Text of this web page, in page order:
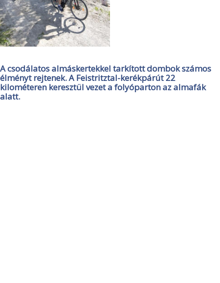
A csodálatos almáskertekkel tarkított dombok számos
élményt rejtenek. A Feistritztal-kerékpárút 22
kilométeren keresztül vezet a folyóparton az almafák
alatt.